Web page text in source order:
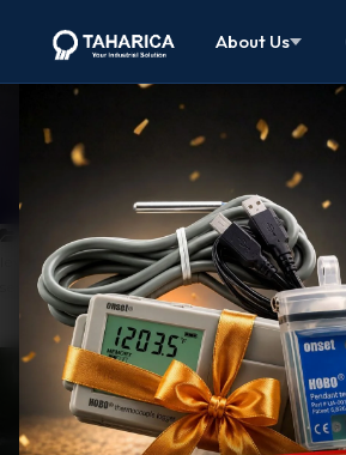
About Us
Artikel apa itu water level,data
level adalah,water level calibrations,water
sensor meter,water level sumur,well water